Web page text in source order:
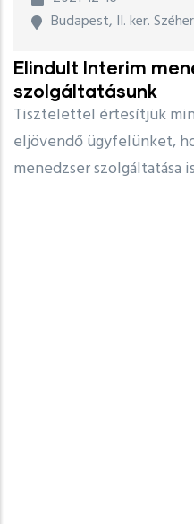
Budapest, II. ker.
Elindult Interim
szolgáltatásunk
Tisztelettel értesítjük
eljövendő ügyfelünket,
menedzser szolgáltatása